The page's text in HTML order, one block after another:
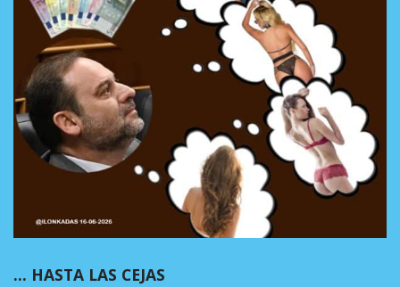
… HASTA LAS CEJAS